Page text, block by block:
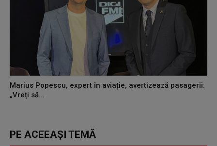
Marius Popescu, expert în aviație, avertizează pasagerii:
„Vreți să...
PE ACEEAȘI TEMĂ